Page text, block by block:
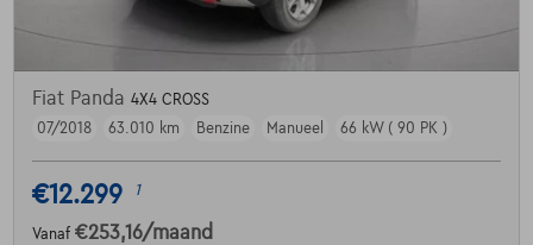
Fiat Panda 4X4 CROSS
07/2018
63.010 km Benzine Manueel 66 kW ( 90 PK )
€12.299 1
Vanaf €253,16/maand